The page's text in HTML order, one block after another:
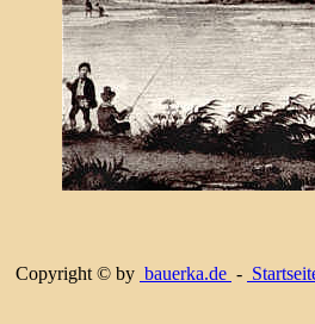
Copyright © by bauerka.de -